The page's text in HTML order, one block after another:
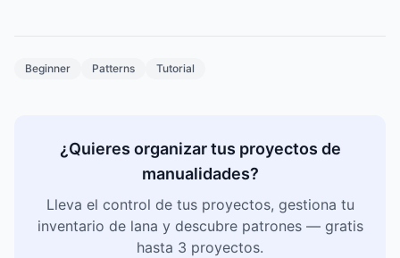
Beginner Patterns Tutorial
¿Quieres organizar tus proyectos de
manualidades?
Lleva el control de tus proyectos, gestiona tu
inventario de lana y descubre patrones — gratis
hasta 3 proyectos.